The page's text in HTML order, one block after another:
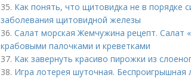
35. Как понять, что щитовидка не в
заболевания щитовидной железы
36. Салат морская Жемчужина рецепт. Салат
крабовыми палочками и креветками
37. Как завернуть красиво пирожки из
38. Игра лотерея шуточная. Беспроигрышная